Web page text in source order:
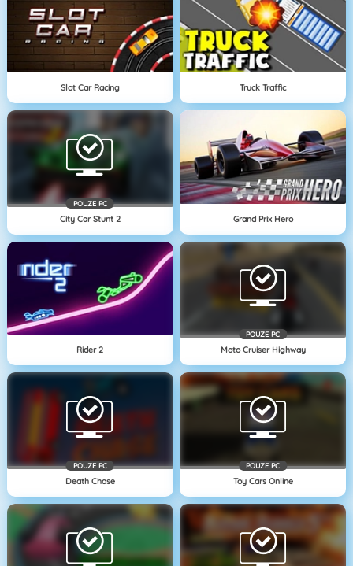
Slot Car Racing Truck Traffic
POUZE PC
City Car Stunt 2 Grand Prix Hero
Rider 2
POUZE PC
Moto Cruiser Highway
POUZE PC
Death Chase
POUZE PC
Toy Cars Online